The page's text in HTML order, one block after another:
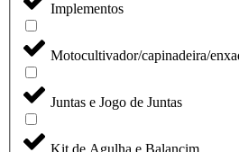
Implementos
Motocultivador/capinadeira/
Juntas e Jogo de Juntas